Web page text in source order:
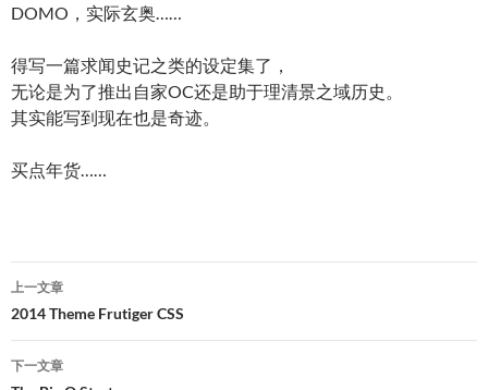
DOMO，实际玄奥……
得写一篇求闻史记之类的设定集了，
无论是为了推出自家OC还是助于理清景之域历史。
其实能写到现在也是奇迹。
买点年货……
文
章
导
上一文章
2014 Theme Frutiger CSS
下一文章